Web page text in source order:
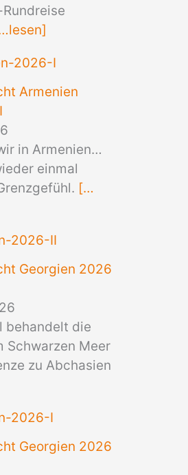
Armenien
in Armenien…
einmal
[…
Georgien 2026
behandelt die
Schwarzen Meer
zu Abchasien
Georgien 2026